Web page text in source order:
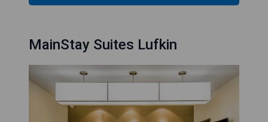
MainStay Suites Lufkin